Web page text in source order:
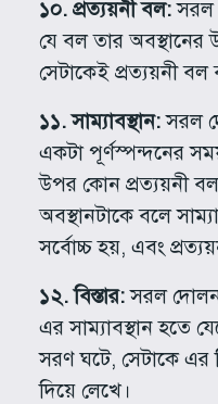
১০. প্রত্যয়নী বল:সরল
যে বল তার অবস্থানের
সেটাকেই প্রত্যয়নী বল
১১. সাম্যাবস্থান:সরল
একটা পূর্ণস্পন্দনের
উপর কোন প্রত্যয়নী
অবস্থানটাকে বলে
সর্বোচ্চ হয়, এবং
১২. বিস্তার:সরল দোলন
এর সাম্যাবস্থান হতে
সরণ ঘটে, সেটাকে এর
দিয়ে লেখে।